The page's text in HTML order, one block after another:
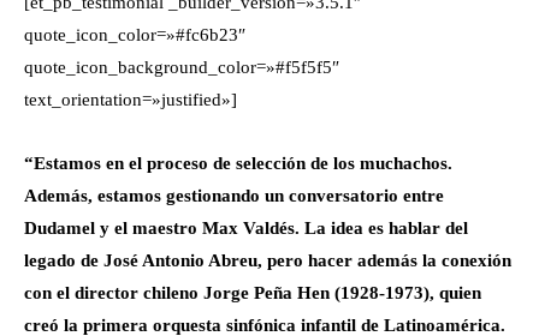
quote_icon_color=»#fc6b23″
quote_icon_background_color=»#f5f5f5″
text_orientation=»justified»]
“Estamos en el proceso de selección de los muchachos.
Además, estamos gestionando un conversatorio entre
Dudamel y el maestro Max Valdés. La idea es hablar del
legado de José Antonio Abreu, pero hacer además la conexión
con el director chileno Jorge Peña Hen (1928-1973), quien
creó la primera orquesta sinfónica infantil de Latinoamérica.